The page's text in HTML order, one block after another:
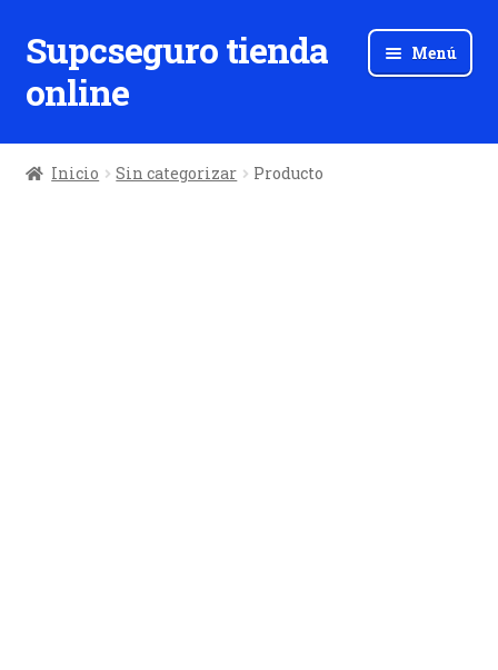
Ir
a
la
Ir
al
contenido
Supcseguro tienda
online
Menú
Inicio Sin categorizar Producto